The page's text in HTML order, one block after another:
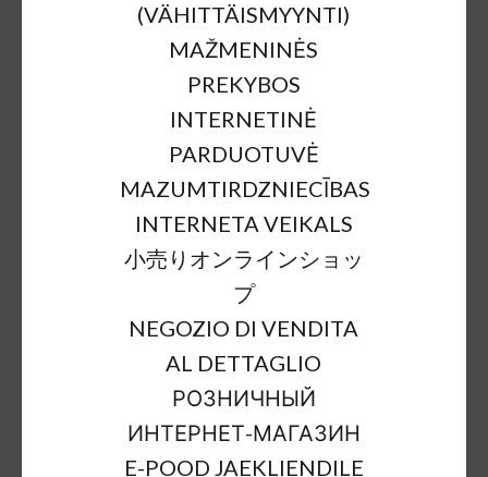
GLASS BALL LIGHT BROWN
VELVET W/BIRD DESIGN 8CM
€3.86 51%
b = base width h = height
66590
brown
glass christmas deco
(VÄHITTÄISMYYNTI)
MAŽMENINĖS
PREKYBOS
INTERNETINĖ
PARDUOTUVĖ
MAZUMTIRDZNIECĪBAS
INTERNETA VEIKALS
小売りオンラインショッ
プ
NEGOZIO DI VENDITA
AL DETTAGLIO
РОЗНИЧНЫЙ
ИНТЕРНЕТ-МАГАЗИН
E-POOD JAEKLIENDILE